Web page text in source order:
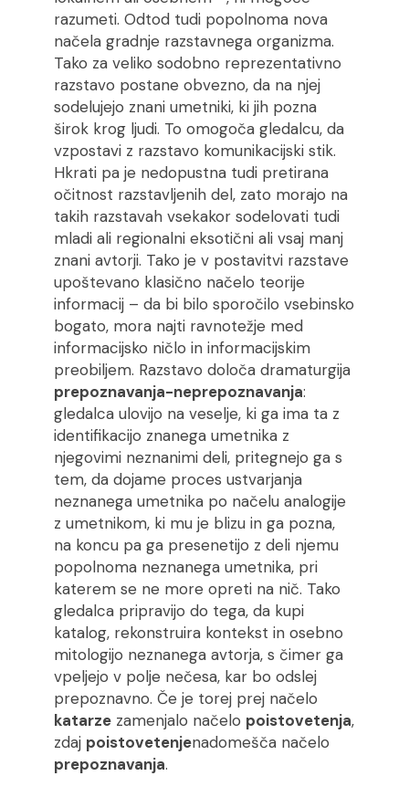
razumeti. Odtod tudi popolnoma nova
načela gradnje razstavnega organizma.
Tako za veliko sodobno reprezentativno
razstavo postane obvezno, da na njej
sodelujejo znani umetniki, ki jih pozna
širok krog ljudi. To omogoča gledalcu, da
vzpostavi z razstavo komunikacijski stik.
Hkrati pa je nedopustna tudi pretirana
očitnost razstavljenih del, zato morajo na
takih razstavah vsekakor sodelovati tudi
mladi ali regionalni eksotični ali vsaj manj
znani avtorji. Tako je v postavitvi razstave
upoštevano klasično načelo teorije
informacij – da bi bilo sporočilo vsebinsko
bogato, mora najti ravnotežje med
informacijsko ničlo in informacijskim
preobiljem. Razstavo določa dramaturgija
prepoznavanja-neprepoznavanja:
gledalca ulovijo na veselje, ki ga ima ta z
identifikacijo znanega umetnika z
njegovimi neznanimi deli, pritegnejo ga s
tem, da dojame proces ustvarjanja
neznanega umetnika po načelu analogije
z umetnikom, ki mu je blizu in ga pozna,
na koncu pa ga presenetijo z deli njemu
popolnoma neznanega umetnika, pri
katerem se ne more opreti na nič. Tako
gledalca pripravijo do tega, da kupi
katalog, rekonstruira kontekst in osebno
mitologijo neznanega avtorja, s čimer ga
vpeljejo v polje nečesa, kar bo odslej
prepoznavno. Če je torej prej načelo
katarzezamenjalo načelo poistovetenja,
zdaj poistovetenjenadomešča načelo
prepoznavanja.